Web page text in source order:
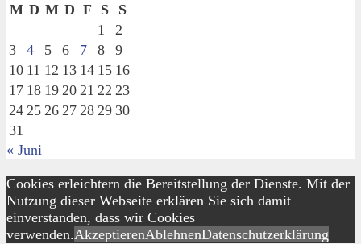
M D M D F S
S
1
2
3
4 5 6 7 8
9
10 11 12 13 14 15 16
17 18 19 20 21 22 23
24 25 26 27 28 29 30
31
« Juni
Cookies erleichtern die Bereitstellung der Dienste. Mit der
Nutzung dieser Webseite erklären Sie sich damit
einverstanden, dass wir Cookies
verwenden.AkzeptierenAblehnenDatenschutzerklärung